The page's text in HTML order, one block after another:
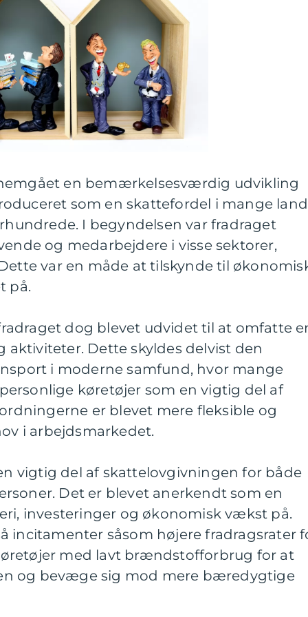
en bemærkelsesværdig udvikling
som en skattefordel i mange
I begyndelsen var fradraget
og medarbejdere i visse sektorer,
var en måde at tilskynde til
på.
dog blevet udvidet til at omfatte
aktiviteter. Dette skyldes delvist den
i moderne samfund, hvor mange
køretøjer som en vigtig del af
er blevet mere fleksible og
i arbejdsmarkedet.
vigtig del af skattelovgivningen for både
Det er blevet anerkendt som en
investeringer og økonomisk vækst på.
incitamenter såsom højere fradragsrater
med lavt brændstofforbrug for at
og bevæge sig mod mere bæredygtige